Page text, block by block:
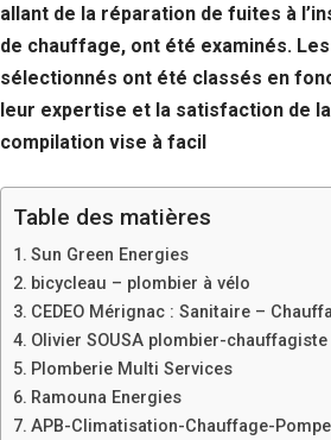
allant de la réparation de fuites à
de chauffage, ont été examinés.
sélectionnés ont été classés en
leur expertise et la satisfaction de
compilation vise à facil
Table des matières
Sun Green Energies
bicycleau – plombier à vélo
CEDEO Mérignac : Sanitaire –
Olivier SOUSA plombier-chauffagiste
Plomberie Multi Services
Ramouna Energies
APB-Climatisation-Chauffage-